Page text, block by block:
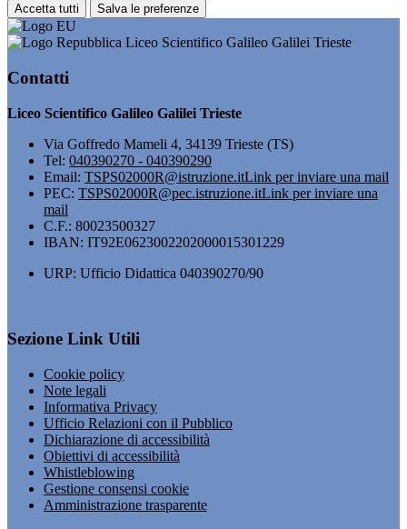
Accetta tutti Salva le preferenze
Liceo Scientifico Galileo Galilei Trieste
Contatti
Liceo Scientifico Galileo Galilei Trieste
Via Goffredo Mameli 4, 34139 Trieste (TS)
Tel: 040390270 - 040390290
Email: TSPS02000R@istruzione.itLink per inviare una mail
PEC: TSPS02000R@pec.istruzione.itLink per inviare una
mail
C.F.: 80023500327
IBAN: IT92E0623002202000015301229
URP: Ufficio Didattica 040390270/90
Sezione Link Utili
Cookie policy
Note legali
Informativa Privacy
Ufficio Relazioni con il Pubblico
Dichiarazione di accessibilità
Obiettivi di accessibilità
Whistleblowing
Gestione consensi cookie
Amministrazione trasparente